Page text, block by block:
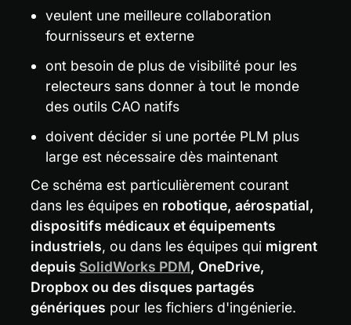
veulent une meilleure collaboration
fournisseurs et externe
ont besoin de plus de visibilité pour les
relecteurs sans donner à tout le monde
des outils CAO natifs
doivent décider si une portée PLM plus
large est nécessaire dès maintenant
Ce schéma est particulièrement courant
dans les équipes en robotique, aérospatial,
dispositifs médicaux et équipements
industriels, ou dans les équipes qui migrent
depuis SolidWorks PDM, OneDrive,
Dropbox ou des disques partagés
génériques pour les fichiers d'ingénierie.